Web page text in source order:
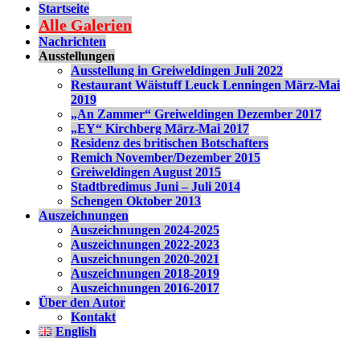
Startseite
Alle Galerien
Nachrichten
Ausstellungen
Ausstellung in Greiweldingen Juli 2022
Restaurant Wäistuff Leuck Lenningen März-Mai
2019
„An Zammer“ Greiweldingen Dezember 2017
„EY“ Kirchberg März-Mai 2017
Residenz des britischen Botschafters
Remich November/Dezember 2015
Greiweldingen August 2015
Stadtbredimus Juni – Juli 2014
Schengen Oktober 2013
Auszeichnungen
Auszeichnungen 2024-2025
Auszeichnungen 2022-2023
Auszeichnungen 2020-2021
Auszeichnungen 2018-2019
Auszeichnungen 2016-2017
Über den Autor
Kontakt
English